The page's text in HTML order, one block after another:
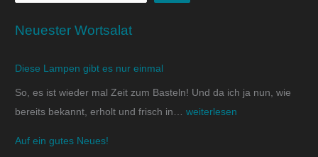
Neuester Wortsalat
Diese Lampen gibt es nur einmal
So, es ist wieder mal Zeit zum Basteln! Und da ich ja nun, wie
bereits bekannt, erholt und frisch in…weiterlesen
Auf ein gutes Neues!